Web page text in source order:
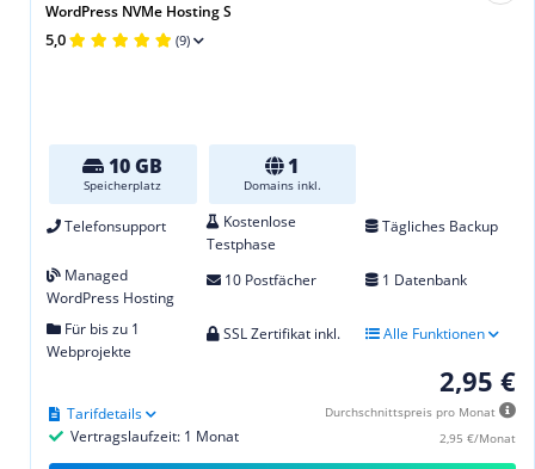
WordPress NVMe Hosting S
5,0 (9)
10 GB
Speicherplatz
1
Domains inkl.
Telefonsupport
Kostenlose
Testphase
Tägliches Backup
Managed
WordPress Hosting
10 Postfächer 1 Datenbank
Für bis zu 1
Webprojekte
SSL Zertifikat inkl. Alle Funktionen
2,95 €
Durchschnittspreis pro Monat
2,95 €/Monat
Vertragslaufzeit: 1 Monat
Tarifdetails